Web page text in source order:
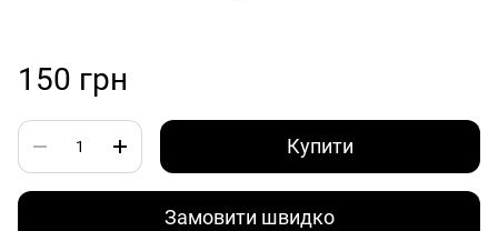
150 грн
Купити
Замовити швидко